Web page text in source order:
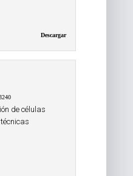
Descargar
de células